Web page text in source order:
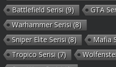
Battlefield Serisi (9) GTA
Warhammer Serisi (8)
Sniper Elite Serisi (8) Mafia
Tropico Serisi (7)